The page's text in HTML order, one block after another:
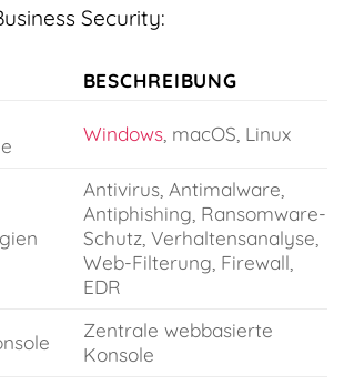
Security:
BESCHREIBUNG
Windows, macOS, Linux
Antivirus, Antimalware,
Antiphishing, Ransomware-
Schutz, Verhaltensanalyse,
Web-Filterung, Firewall,
EDR
Zentrale webbasierte
Konsole